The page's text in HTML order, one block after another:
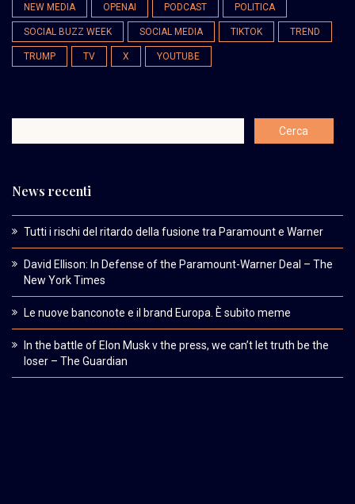
NEW MEDIA OPENAI PODCAST POLITICA
SOCIAL BUZZ WEEK SOCIAL MEDIA TIKTOK TREND
TRUMP TV X YOUTUBE
News recenti
Tutti i rischi del ritardo della fusione tra Paramount e Warner
David Ellison: In Defense of the Paramount-Warner Deal – The
New York Times
Le nuove banconote e il brand Europa. È subito meme
In the battle of Elon Musk v the press, we can’t let truth be the
loser – The Guardian